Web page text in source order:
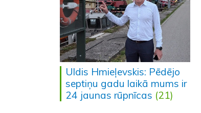
Uldis Hmieļevskis: Pēdējo
septiņu gadu laikā mums ir
24 jaunas rūpnīcas (21)